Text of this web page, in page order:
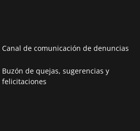
Canal de comunicación de denuncias
Buzón de quejas, sugerencias y
felicitaciones